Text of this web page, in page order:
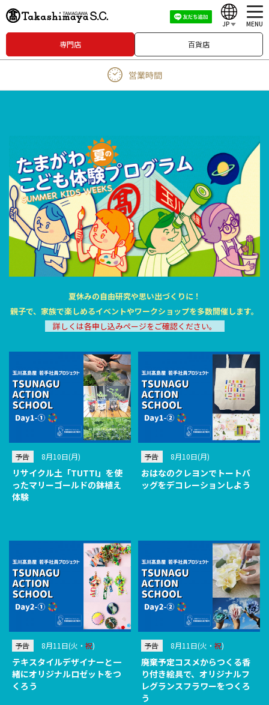
専門店 百貨店
JP
English
Japanese
MENU
営業時間
夏休みの自由研究や思い出づくりに！
親子で、家族で楽しめるイベントやワークショップを多数開催します。
詳しくは各申し込みページをご確認ください。
予告 8月10日(月)
リサイクル土「TUTTI」を使
ったマリーゴールドの鉢植え
体験
予告 8月10日(月)
おはなのクレヨンでトートバ
ッグをデコレーションしよう
予告 8月11日(火・ 祝)
テキスタイルデザイナーと一
緒にオリジナルロゼットをつ
くろう
予告 8月11日(火・祝)
廃棄予定コスメからつくる香
り付き絵具で、オリジナルフ
レグランスフラワーをつくろ
う